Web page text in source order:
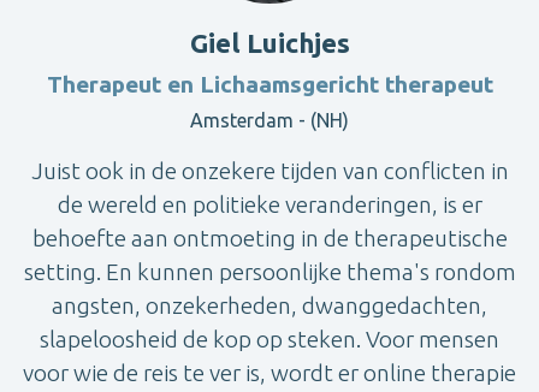
Giel Luichjes
Therapeut en Lichaamsgericht therapeut
Amsterdam - (NH)
Juist ook in de onzekere tijden van conflicten in
de wereld en politieke veranderingen, is er
behoefte aan ontmoeting in de therapeutische
setting. En kunnen persoonlijke thema's rondom
angsten, onzekerheden, dwanggedachten,
slapeloosheid de kop op steken. Voor mensen
voor wie de reis te ver is, wordt er online therapie